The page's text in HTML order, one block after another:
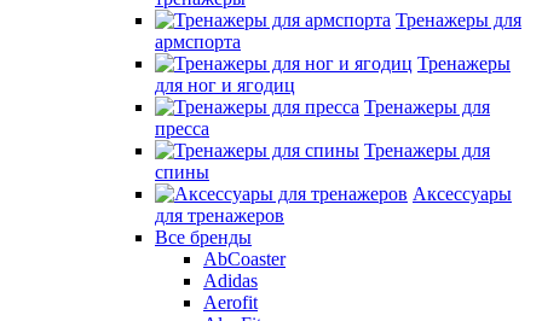
Тренажеры для
армспорта
Тренажеры
для ног и ягодиц
Тренажеры для
пресса
Тренажеры для
спины
Аксессуары
для тренажеров
Все бренды
AbCoaster
Adidas
Aerofit